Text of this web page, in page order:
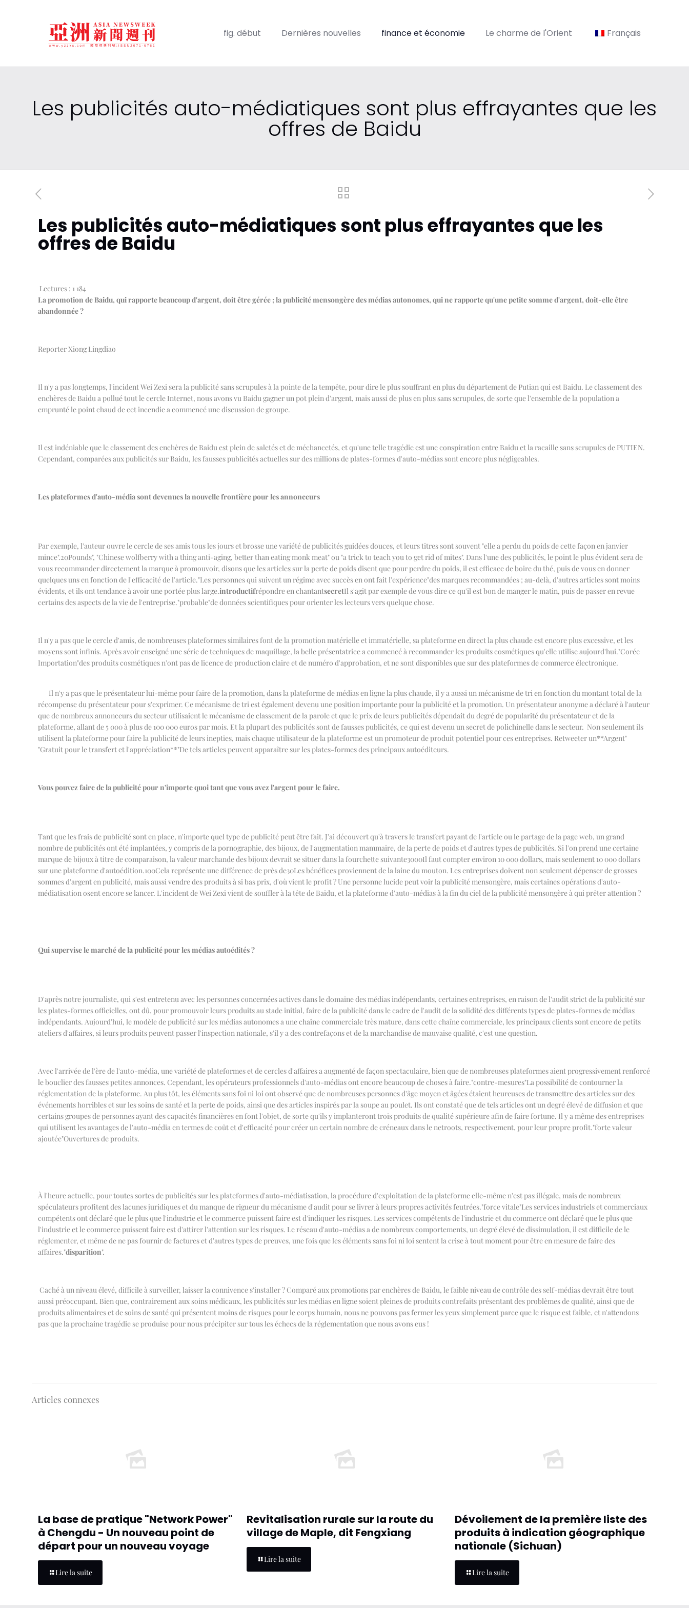
fig. début Dernières nouvelles finance et économie Le charme de l'Orient Français
Les publicités auto-médiatiques sont plus effrayantes que les
offres de Baidu
Les publicités auto-médiatiques sont plus effrayantes que les
offres de Baidu
Lectures : 1 184
La promotion de Baidu, qui rapporte beaucoup d'argent, doit être gérée ; la publicité mensongère des médias autonomes, qui ne rapporte qu'une petite somme d'argent, doit-elle être
abandonnée ?
Reporter Xiong Lingdiao
Il n'y a pas longtemps, l'incident Wei Zexi sera la publicité sans scrupules à la pointe de la tempête, pour dire le plus souffrant en plus du département de Putian qui est Baidu. Le classement des
enchères de Baidu a pollué tout le cercle Internet, nous avons vu Baidu gagner un pot plein d'argent, mais aussi de plus en plus sans scrupules, de sorte que l'ensemble de la population a
emprunté le point chaud de cet incendie a commencé une discussion de groupe.
Il est indéniable que le classement des enchères de Baidu est plein de saletés et de méchancetés, et qu'une telle tragédie est une conspiration entre Baidu et la racaille sans scrupules de PUTIEN.
Cependant, comparées aux publicités sur Baidu, les fausses publicités actuelles sur des millions de plates-formes d'auto-médias sont encore plus négligeables.
Les plateformes d'auto-média sont devenues la nouvelle frontière pour les annonceurs
Par exemple, l'auteur ouvre le cercle de ses amis tous les jours et brosse une variété de publicités guidées douces, et leurs titres sont souvent "elle a perdu du poids de cette façon en janvier
mince".20Pounds", "Chinese wolfberry with a thing anti-aging, better than eating monk meat" ou "a trick to teach you to get rid of mites". Dans l'une des publicités, le point le plus évident sera de
vous recommander directement la marque à promouvoir, disons que les articles sur la perte de poids disent que pour perdre du poids, il est efficace de boire du thé, puis de vous en donner
quelques uns en fonction de l'efficacité de l'article."Les personnes qui suivent un régime avec succès en ont fait l'expérience"des marques recommandées ; au-delà, d'autres articles sont moins
évidents, et ils ont tendance à avoir une portée plus large.introductifrépondre en chantantsecretIl s'agit par exemple de vous dire ce qu'il est bon de manger le matin, puis de passer en revue
certains des aspects de la vie de l'entreprise."probable"de données scientifiques pour orienter les lecteurs vers quelque chose.
Il n'y a pas que le cercle d'amis, de nombreuses plateformes similaires font de la promotion matérielle et immatérielle, sa plateforme en direct la plus chaude est encore plus excessive, et les
moyens sont infinis. Après avoir enseigné une série de techniques de maquillage, la belle présentatrice a commencé à recommander les produits cosmétiques qu'elle utilise aujourd'hui."Corée
Importation"des produits cosmétiques n'ont pas de licence de production claire et de numéro d'approbation, et ne sont disponibles que sur des plateformes de commerce électronique.
Il n'y a pas que le présentateur lui-même pour faire de la promotion, dans la plateforme de médias en ligne la plus chaude, il y a aussi un mécanisme de tri en fonction du montant total de la
récompense du présentateur pour s'exprimer. Ce mécanisme de tri est également devenu une position importante pour la publicité et la promotion. Un présentateur anonyme a déclaré à l'auteur
que de nombreux annonceurs du secteur utilisaient le mécanisme de classement de la parole et que le prix de leurs publicités dépendait du degré de popularité du présentateur et de la
plateforme, allant de 5 000 à plus de 100 000 euros par mois. Et la plupart des publicités sont de fausses publicités, ce qui est devenu un secret de polichinelle dans le secteur. Non seulement ils
utilisent la plateforme pour faire la publicité de leurs inepties, mais chaque utilisateur de la plateforme est un promoteur de produit potentiel pour ces entreprises. Retweeter un**Argent"
"Gratuit pour le transfert et l'appréciation**"De tels articles peuvent apparaître sur les plates-formes des principaux autoéditeurs.
Vous pouvez faire de la publicité pour n'importe quoi tant que vous avez l'argent pour le faire.
Tant que les frais de publicité sont en place, n'importe quel type de publicité peut être fait. J'ai découvert qu'à travers le transfert payant de l'article ou le partage de la page web, un grand
nombre de publicités ont été implantées, y compris de la pornographie, des bijoux, de l'augmentation mammaire, de la perte de poids et d'autres types de publicités. Si l'on prend une certaine
marque de bijoux à titre de comparaison, la valeur marchande des bijoux devrait se situer dans la fourchette suivante3000Il faut compter environ 10 000 dollars, mais seulement 10 000 dollars
sur une plateforme d'autoédition.100Cela représente une différence de près de30Les bénéfices proviennent de la laine du mouton. Les entreprises doivent non seulement dépenser de grosses
sommes d'argent en publicité, mais aussi vendre des produits à si bas prix, d'où vient le profit ? Une personne lucide peut voir la publicité mensongère, mais certaines opérations d'auto-
médiatisation osent encore se lancer. L'incident de Wei Zexi vient de souffler à la tête de Baidu, et la plateforme d'auto-médias à la fin du ciel de la publicité mensongère à qui prêter attention ?
Qui supervise le marché de la publicité pour les médias autoédités ?
D'après notre journaliste, qui s'est entretenu avec les personnes concernées actives dans le domaine des médias indépendants, certaines entreprises, en raison de l'audit strict de la publicité sur
les plates-formes officielles, ont dû, pour promouvoir leurs produits au stade initial, faire de la publicité dans le cadre de l'audit de la solidité des différents types de plates-formes de médias
indépendants. Aujourd'hui, le modèle de publicité sur les médias autonomes a une chaîne commerciale très mature, dans cette chaîne commerciale, les principaux clients sont encore de petits
ateliers d'affaires, si leurs produits peuvent passer l'inspection nationale, s'il y a des contrefaçons et de la marchandise de mauvaise qualité, c'est une question.
Avec l'arrivée de l'ère de l'auto-média, une variété de plateformes et de cercles d'affaires a augmenté de façon spectaculaire, bien que de nombreuses plateformes aient progressivement renforcé
le bouclier des fausses petites annonces. Cependant, les opérateurs professionnels d'auto-médias ont encore beaucoup de choses à faire."contre-mesures"La possibilité de contourner la
réglementation de la plateforme. Au plus tôt, les éléments sans foi ni loi ont observé que de nombreuses personnes d'âge moyen et âgées étaient heureuses de transmettre des articles sur des
événements horribles et sur les soins de santé et la perte de poids, ainsi que des articles inspirés par la soupe au poulet. Ils ont constaté que de tels articles ont un degré élevé de diffusion et que
certains groupes de personnes ayant des capacités financières en font l'objet, de sorte qu'ils y implanteront trois produits de qualité supérieure afin de faire fortune. Il y a même des entreprises
qui utilisent les avantages de l'auto-média en termes de coût et d'efficacité pour créer un certain nombre de créneaux dans le netroots, respectivement, pour leur propre profit."forte valeur
ajoutée"Ouvertures de produits.
À l'heure actuelle, pour toutes sortes de publicités sur les plateformes d'auto-médiatisation, la procédure d'exploitation de la plateforme elle-même n'est pas illégale, mais de nombreux
spéculateurs profitent des lacunes juridiques et du manque de rigueur du mécanisme d'audit pour se livrer à leurs propres activités feutrées."force vitale"Les services industriels et commerciaux
compétents ont déclaré que le plus que l'industrie et le commerce puissent faire est d'indiquer les risques. Les services compétents de l'industrie et du commerce ont déclaré que le plus que
l'industrie et le commerce puissent faire est d'attirer l'attention sur les risques. Le réseau d'auto-médias a de nombreux comportements, un degré élevé de dissimulation, il est difficile de le
réglementer, et même de ne pas fournir de factures et d'autres types de preuves, une fois que les éléments sans foi ni loi sentent la crise à tout moment pour être en mesure de faire des
affaires."disparition".
Caché à un niveau élevé, difficile à surveiller, laisser la connivence s'installer ? Comparé aux promotions par enchères de Baidu, le faible niveau de contrôle des self-médias devrait être tout
aussi préoccupant. Bien que, contrairement aux soins médicaux, les publicités sur les médias en ligne soient pleines de produits contrefaits présentant des problèmes de qualité, ainsi que de
produits alimentaires et de soins de santé qui présentent moins de risques pour le corps humain, nous ne pouvons pas fermer les yeux simplement parce que le risque est faible, et n'attendons
pas que la prochaine tragédie se produise pour nous précipiter sur tous les échecs de la réglementation que nous avons eus !
Articles connexes
La base de pratique "Network Power"
à Chengdu - Un nouveau point de
départ pour un nouveau voyage
Lire la suite
Revitalisation rurale sur la route du
village de Maple, dit Fengxiang
Lire la suite
Dévoilement de la première liste des
produits à indication géographique
nationale (Sichuan)
Lire la suite